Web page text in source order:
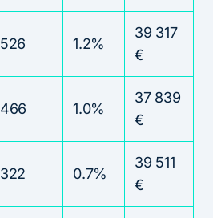
526 1.2%
39 317
€
466 1.0%
37 839
€
322 0.7%
39 511
€